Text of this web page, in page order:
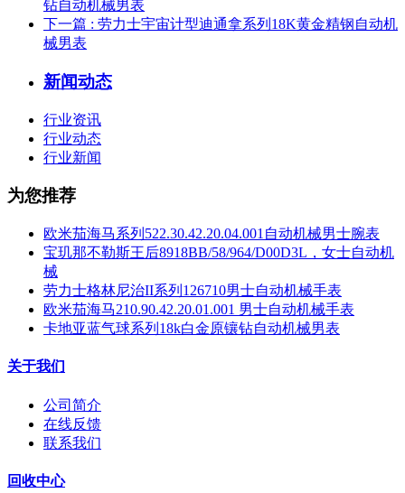
钻自动机械男表
下一篇 : 劳力士宇宙计型迪通拿系列18K黄金精钢自动机
械男表
新闻动态
行业资讯
行业动态
行业新闻
为您推荐
欧米茄海马系列522.30.42.20.04.001自动机械男士腕表
宝玑那不勒斯王后8918BB/58/964/D00D3L，女士自动机
械
劳力士格林尼治II系列126710男士自动机械手表
欧米茄海马210.90.42.20.01.001 男士自动机械手表
卡地亚蓝气球系列18k白金原镶钻自动机械男表
关于我们
公司简介
在线反馈
联系我们
回收中心